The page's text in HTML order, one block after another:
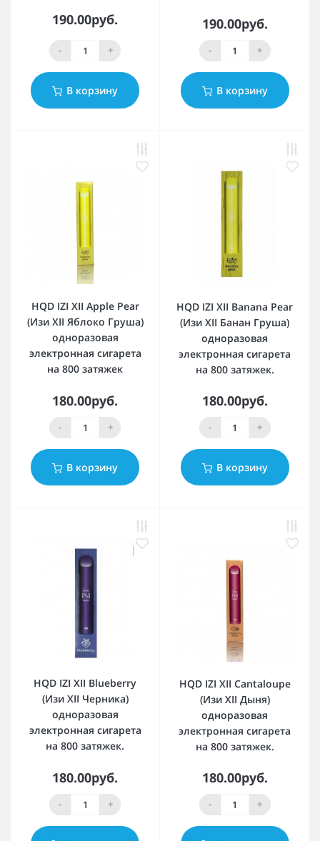
190.00руб.
- +
В корзину
190.00руб.
- +
В корзину
HQD IZI XII Apple Pear
(Изи XII Яблоко Груша)
одноразовая
электронная сигарета
на 800 затяжек
180.00руб.
- +
В корзину
HQD IZI XII Banana Pear
(Изи XII Банан Груша)
одноразовая
электронная сигарета
на 800 затяжек.
180.00руб.
- +
В корзину
HQD IZI XII Blueberry
(Изи XII Черника)
одноразовая
электронная сигарета
на 800 затяжек.
180.00руб.
- +
HQD IZI XII Cantaloupe
(Изи XII Дыня)
одноразовая
электронная сигарета
на 800 затяжек.
180.00руб.
- +